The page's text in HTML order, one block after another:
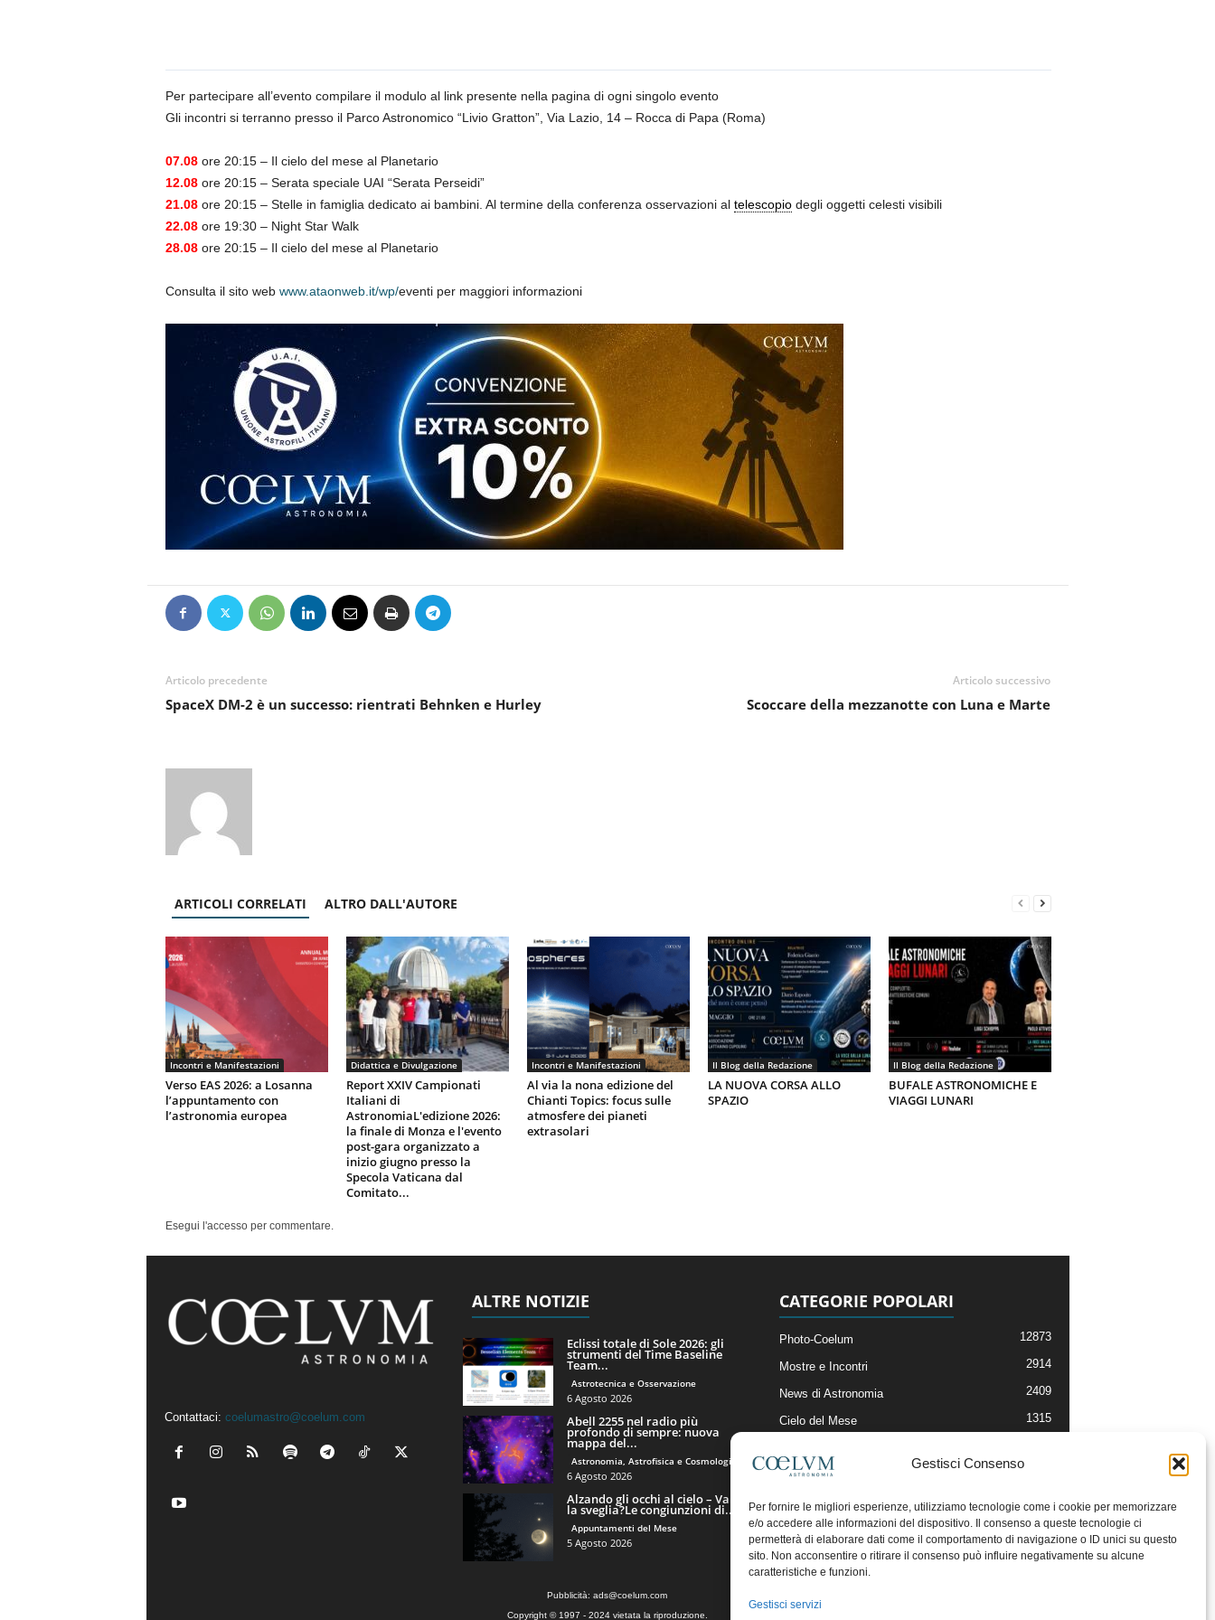
Gestisci Consenso
Per fornire le migliori esperienze, utilizziamo tecnologie come i cookie per memorizzare
e/o accedere alle informazioni del dispositivo. Il consenso a queste tecnologie ci
permetterà di elaborare dati come il comportamento di navigazione o ID unici su questo
sito. Non acconsentire o ritirare il consenso può influire negativamente su alcune
caratteristiche e funzioni.
Gestisci servizi
a
Per partecipare all’evento compilare il modulo al link presente nella pagina di ogni singolo evento
Gli incontri si terranno presso il Parco Astronomico “Livio Gratton”, Via Lazio, 14 – Rocca di Papa (Roma)
07.08ore 20:15 – Il cielo del mese al Planetario
12.08ore 20:15 – Serata speciale UAI “Serata Perseidi”
21.08ore 20:15 – Stelle in famiglia dedicato ai bambini. Al termine della conferenza osservazioni al telescopiodegli oggetti celesti visibili
22.08ore 19:30 – Night Star Walk
28.08ore 20:15 – Il cielo del mese al Planetario
Consulta il sito webwww.ataonweb.it/wp/eventi per maggiori informazioni
Articolo precedente
SpaceX DM-2 è un successo: rientrati Behnken e Hurley
Articolo successivo
Scoccare della mezzanotte con Luna e Marte
ARTICOLI CORRELATI ALTRO DALL'AUTORE
Incontri e Manifestazioni
Verso EAS 2026: a Losanna
l’appuntamento con
l’astronomia europea
Didattica e Divulgazione
Report XXIV Campionati
Italiani di
AstronomiaL'edizione 2026:
la finale di Monza e l'evento
post-gara organizzato a
inizio giugno presso la
Specola Vaticana dal
Comitato...
Incontri e Manifestazioni
Al via la nona edizione del
Chianti Topics: focus sulle
atmosfere dei pianeti
extrasolari
Il Blog della Redazione
LA NUOVA CORSA ALLO
SPAZIO
Il Blog della Redazione
BUFALE ASTRONOMICHE E
VIAGGI LUNARI
Esegui l'accesso per commentare.
Contattaci: coelumastro@coelum.com
ALTRE NOTIZIE
Eclissi totale di Sole 2026: gli
strumenti del Time Baseline
Team...
Astrotecnica e Osservazione
6 Agosto 2026
Abell 2255 nel radio più
profondo di sempre: nuova
mappa del...
Astronomia, Astrofisica e Cosmologia
6 Agosto 2026
Alzando gli occhi al cielo – Vale
la sveglia?Le congiunzioni di...
Appuntamenti del Mese
5 Agosto 2026
CATEGORIE POPOLARI
Photo-Coelum 12873
Mostre e Incontri 2914
News di Astronomia 2409
Cielo del Mese 1315
Articoli e Risorse On-Line
Il Blog della Redazione
Pubblicità: ads@coelum.com
Copyright © 1997 - 2024 vietata la riproduzione.